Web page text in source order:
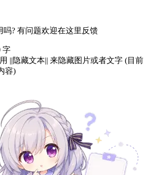
吗? 有问题欢迎在这里反馈
字
||隐藏文本|| 来隐藏图片或者文字 (目前
容)